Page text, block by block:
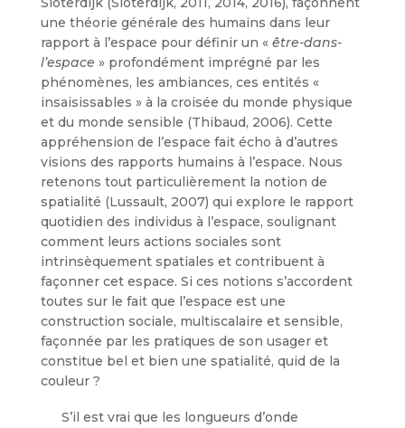
une théorie générale des humains dans leur
rapport à l’espace pour définir un « être-dans-
l’espace » profondément imprégné par les
phénomènes, les ambiances, ces entités «
insaisissables » à la croisée du monde physique
et du monde sensible (Thibaud, 2006). Cette
appréhension de l’espace fait écho à d’autres
visions des rapports humains à l’espace. Nous
retenons tout particulièrement la notion de
spatialité (Lussault, 2007) qui explore le rapport
quotidien des individus à l’espace, soulignant
comment leurs actions sociales sont
intrinsèquement spatiales et contribuent à
façonner cet espace. Si ces notions s’accordent
toutes sur le fait que l’espace est une
construction sociale, multiscalaire et sensible,
façonnée par les pratiques de son usager et
constitue bel et bien une spatialité, quid de la
couleur ?
S’il est vrai que les longueurs d’onde